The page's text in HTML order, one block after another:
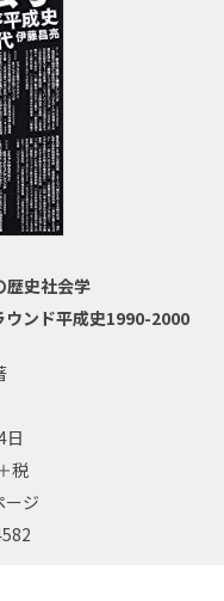
歴史社会学
ウンド平成史1990-2000
日
税
ージ